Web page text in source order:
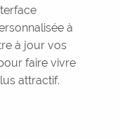
à
à jour vos
faire vivre
attractif.